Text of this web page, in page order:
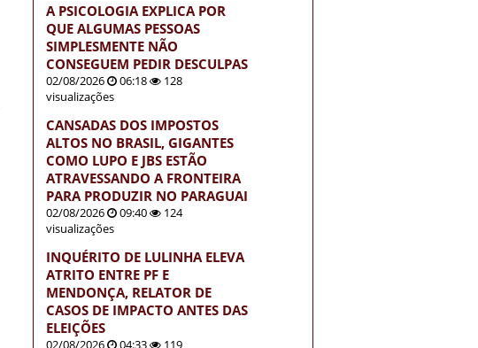
A PSICOLOGIA EXPLICA POR
QUE ALGUMAS PESSOAS
SIMPLESMENTE NÃO
CONSEGUEM PEDIR DESCULPAS
02/08/2026 06:18
128
visualizações
CANSADAS DOS IMPOSTOS
ALTOS NO BRASIL, GIGANTES
COMO LUPO E JBS ESTÃO
ATRAVESSANDO A FRONTEIRA
PARA PRODUZIR NO PARAGUAI
02/08/2026 09:40
124
visualizações
INQUÉRITO DE LULINHA ELEVA
ATRITO ENTRE PF E
MENDONÇA, RELATOR DE
CASOS DE IMPACTO ANTES DAS
ELEIÇÕES
02/08/2026 04:33 119